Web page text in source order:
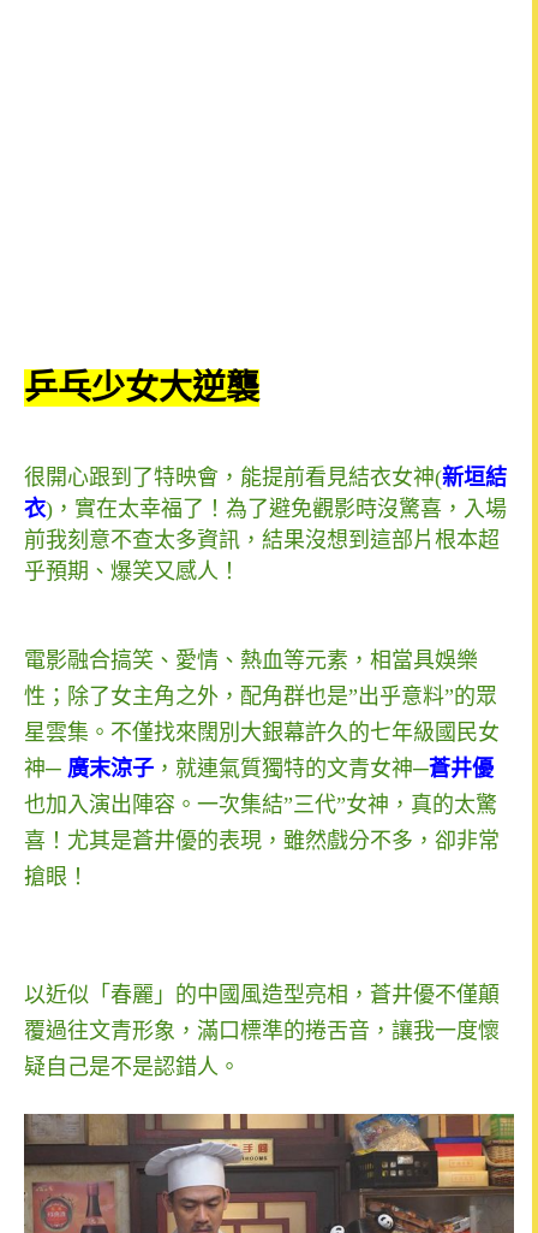
乒乓少女大逆襲
很開心跟到了特映會，能提前看見結衣女神(新垣結
衣)，實在太幸福了！為了避免觀影時沒驚喜，入場
前我刻意不查太多資訊，結果沒想到這部片根本超
乎預期、爆笑又感人！
電影融合搞笑、愛情、熱血等元素，相當具娛樂
性；除了女主角之外，配角群也是”出乎意料”的眾
星雲集。 不僅找來闊別大銀幕許久的七年級國民女
神─ 廣末涼子 ，就連氣質獨特的文青女神─蒼井優
也加入演出陣容。一次集結”三代”女神，真的太驚
喜！ 尤其是蒼井優的表現，雖然戲分不多，卻非常
搶眼！
以近似「春麗」的中國風造型亮相，蒼井優不僅顛
覆過往文青形象，滿口標準的捲舌音，讓我一度懷
疑自己是不是認錯人。